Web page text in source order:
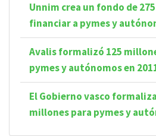
Unnim crea un fondo de
financiar a pymes y
Avalis formalizó 125
pymes y autónomos en
El Gobierno vasco
millones para pymes y